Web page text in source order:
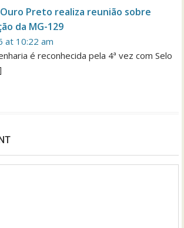
Preto realiza reunião sobre
da MG-129
at 10:22 am
é reconhecida pela 4ª vez com Selo